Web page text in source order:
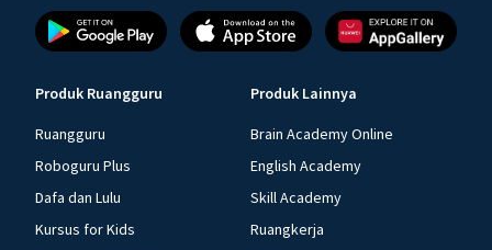
Produk Ruangguru
Ruangguru
Roboguru Plus
Dafa dan Lulu
Kursus for Kids
Produk Lainnya
Brain Academy Online
English Academy
Skill Academy
Ruangkerja